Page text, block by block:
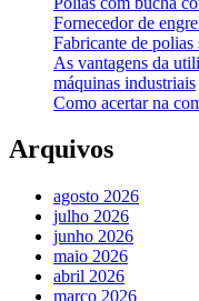
Fornecedor de
Fabricante de polias
As vantagens da
máquinas industriais
Como acertar na
Arquivos
agosto 2026
julho 2026
junho 2026
maio 2026
abril 2026
março 2026